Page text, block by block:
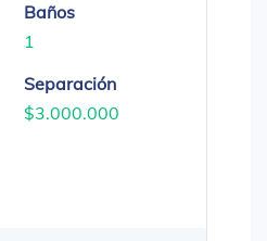
Baños
1
Separación
$3.000.000